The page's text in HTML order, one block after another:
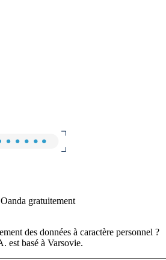
gratuitement
des données à caractère personnel ?
basé à Varsovie.